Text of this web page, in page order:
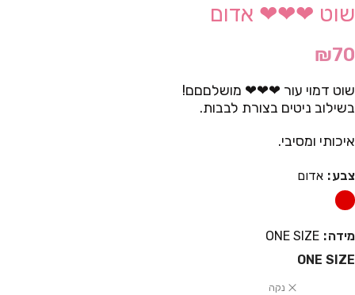
שוט ❤❤❤ אדום
₪70
שוט דמוי עור ❤❤❤ מושלםםם!
בשילוב ניטים בצורת לבבות.
איכותי ומסיבי.
צבע אדום
מידה
ONE SIZE
ONE SIZE
נקה